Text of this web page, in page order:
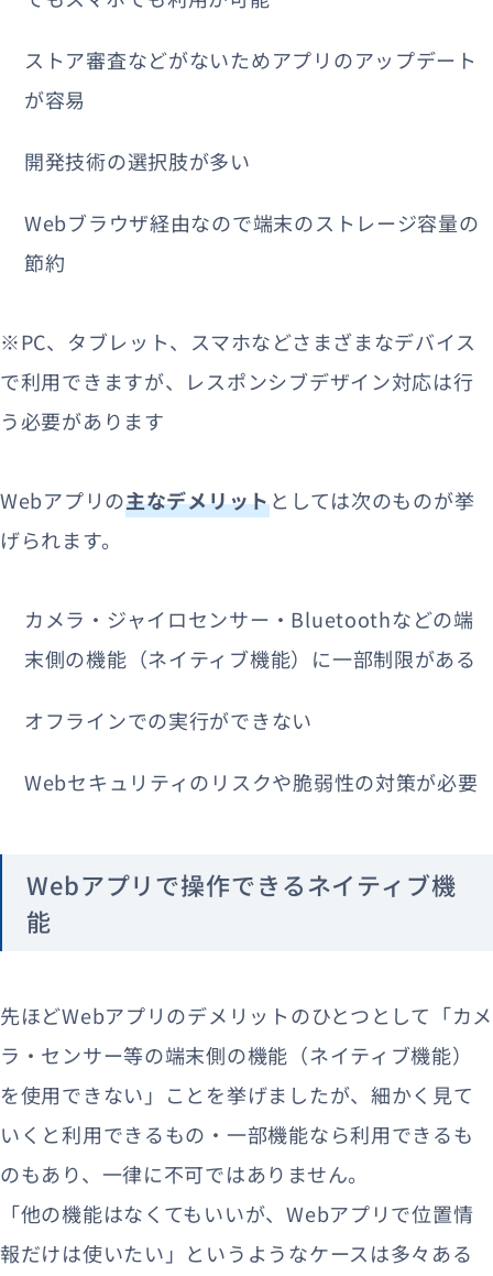
ストア審査などがないためアプリのアップデート
が容易
開発技術の選択肢が多い
Webブラウザ経由なので端末のストレージ容量の
節約
※PC、タブレット、スマホなどさまざまなデバイス
で利用できますが、レスポンシブデザイン対応は行
う必要があります
Webアプリの主なデメリットとしては次のものが挙
げられます。
カメラ・ジャイロセンサー・Bluetoothなどの端
末側の機能（ネイティブ機能）に一部制限がある
オフラインでの実行ができない
Webセキュリティのリスクや脆弱性の対策が必要
Webアプリで操作できるネイティブ機
能
先ほどWebアプリのデメリットのひとつとして「カメ
ラ・センサー等の端末側の機能（ネイティブ機能）
を使用できない」ことを挙げましたが、細かく見て
いくと利用できるもの・一部機能なら利用できるも
のもあり、一律に不可ではありません。
「他の機能はなくてもいいが、Webアプリで位置情
報だけは使いたい」というようなケースは多々ある